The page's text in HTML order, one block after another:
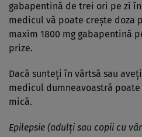
gabapentină de trei ori pe zi
medicul vă poate creşte doza
maxim 1800 mg gabapentină
prize.
Dacă sunteţi în vârtsă sau
medicul dumneavoastră
mică.
Epilepsie (adulţi sau copii cu